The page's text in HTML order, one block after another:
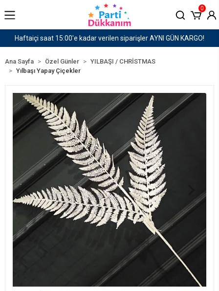
KARGO! 1500 TL ve Üzeri Kargo Ücretsiz!
0
Ana Sayfa Özel Günler
YILBAŞI / CHRİSTMAS
Yılbaşı Yapay Çiçekler